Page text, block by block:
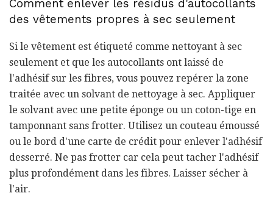
Comment enlever les résidus d'autocollants
des vêtements propres à sec seulement
Si le vêtement est étiqueté comme nettoyant à sec
seulement et que les autocollants ont laissé de
l'adhésif sur les fibres, vous pouvez repérer la zone
traitée avec un solvant de nettoyage à sec. Appliquer
le solvant avec une petite éponge ou un coton-tige en
tamponnant sans frotter. Utilisez un couteau émoussé
ou le bord d'une carte de crédit pour enlever l'adhésif
desserré. Ne pas frotter car cela peut tacher l'adhésif
plus profondément dans les fibres. Laisser sécher à
l'air.